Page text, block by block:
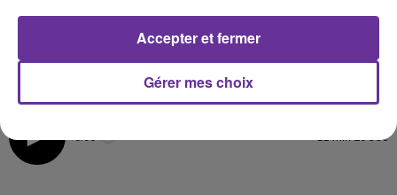
اسواق الدول الناشئة تنافس اكبر الاقتصادات
مواجهة بين اميركا واوربا بخصوص منظمة
11 min 20 sec
Gérer mes choix
Accepter et fermer